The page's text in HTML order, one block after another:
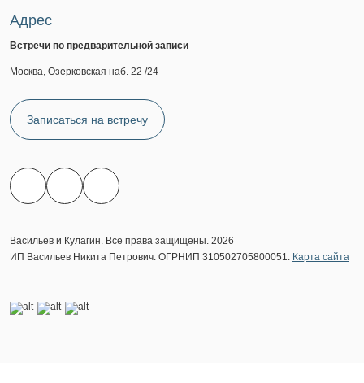
Адрес
Встречи по предварительной записи
Москва, Озерковская наб. 22 /24
Записаться на встречу
Васильев и Кулагин. Все права защищены. 2026
ИП Васильев Никита Петрович. ОГРНИП 310502705800051. Карта сайта